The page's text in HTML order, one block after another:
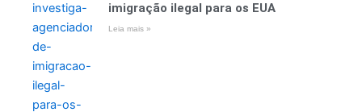
imigração ilegal para os EUA
Leia mais »